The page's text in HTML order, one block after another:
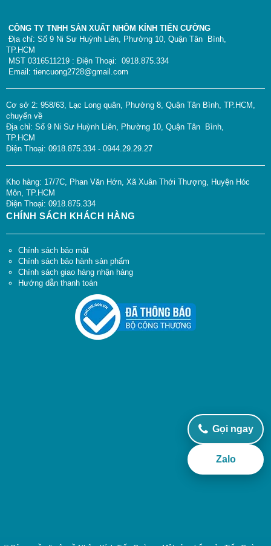
CÔNG TY TNHH SẢN XUẤT NHÔM KÍNH TIẾN CƯỜNG
Địa chỉ: Số 9 Ni Sư Huỳnh Liên, Phường 10, Quận Tân Bình,
TP.HCM
MST 0316511219 : Điện Thoại: 0918.875.334
Email: tiencuong2728@gmail.com
Cơ sở 2: 958/63, Lạc Long quân, Phường 8, Quận Tân Bình, TP.HCM,
chuyển về
Địa chỉ: Số 9 Ni Sư Huỳnh Liên, Phường 10, Quận Tân Bình,
TP.HCM
Điện Thoại: 0918.875.334 - 0944.29.29.27
Kho hàng: 17/7C, Phan Văn Hớn, Xã Xuân Thới Thượng, Huyện Hóc
Môn, TP.HCM
Điện Thoại: 0918.875.334
CHÍNH SÁCH KHÁCH HÀNG
Chính sách bảo mật
Chính sách bảo hành sản phẩm
Chính sách giao hàng nhận hàng
Hướng dẫn thanh toán
Gọi ngay
Zalo